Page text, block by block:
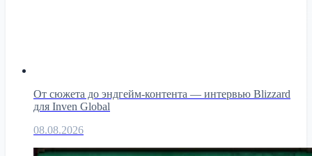
От сюжета до эндгейм-контента — интервью Blizzard
для Inven Global
08.08.2026